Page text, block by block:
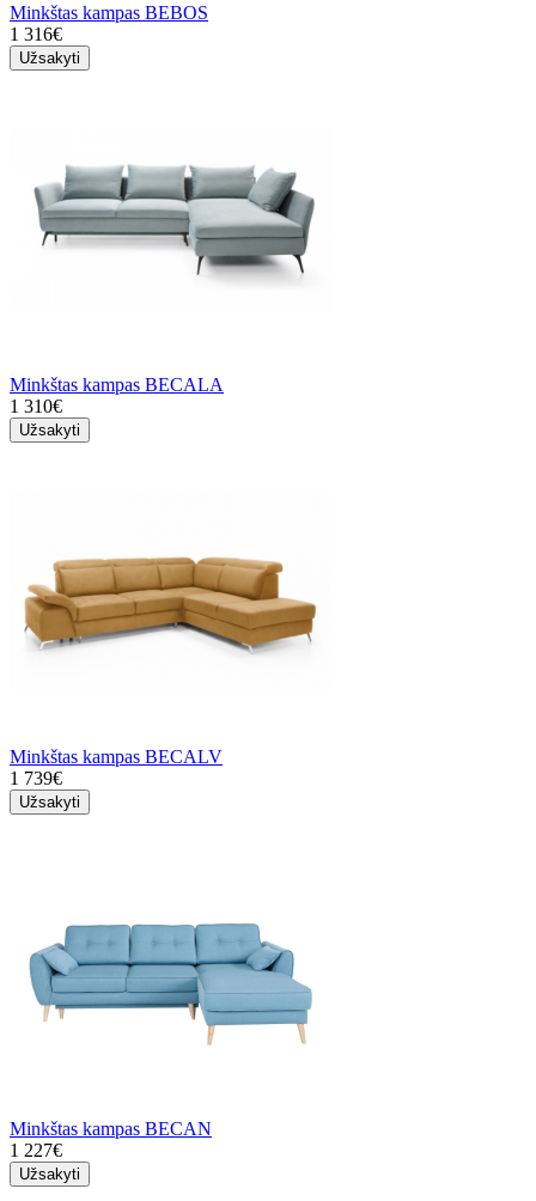
Minkštas kampas BEBOS
1 316€
Užsakyti
Minkštas kampas BECALA
1 310€
Užsakyti
Minkštas kampas BECALV
1 739€
Užsakyti
Minkštas kampas BECAN
1 227€
Užsakyti